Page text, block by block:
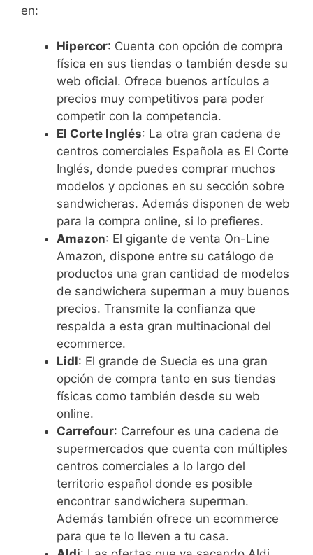
en:
Hipercor: Cuenta con opción de compra
física en sus tiendas o también desde su
web oficial. Ofrece buenos artículos a
precios muy competitivos para poder
competir con la competencia.
El Corte Inglés: La otra gran cadena de
centros comerciales Española es El Corte
Inglés, donde puedes comprar muchos
modelos y opciones en su sección sobre
sandwicheras. Además disponen de web
para la compra online, si lo prefieres.
Amazon: El gigante de venta On-Line
Amazon, dispone entre su catálogo de
productos una gran cantidad de modelos
de sandwichera superman a muy buenos
precios. Transmite la confianza que
respalda a esta gran multinacional del
ecommerce.
Lidl: El grande de Suecia es una gran
opción de compra tanto en sus tiendas
físicas como también desde su web
online.
Carrefour: Carrefour es una cadena de
supermercados que cuenta con múltiples
centros comerciales a lo largo del
territorio español donde es posible
encontrar sandwichera superman.
Además también ofrece un ecommerce
para que te lo lleven a tu casa.